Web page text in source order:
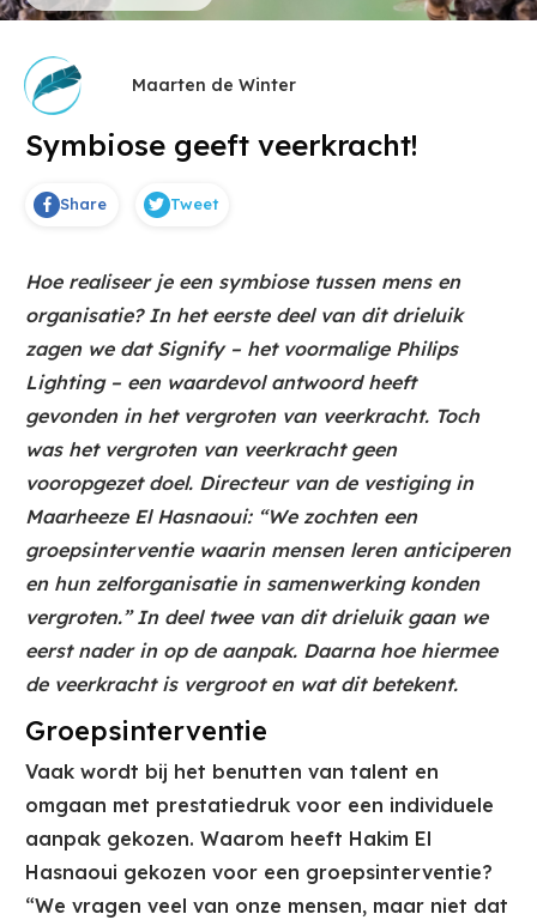
Maarten de Winter
Symbiose geeft veerkracht!
Share Tweet
Hoe realiseer je een symbiose tussen mens en
organisatie? In het eerste deel van dit drieluik
zagen we dat Signify – het voormalige Philips
Lighting – een waardevol antwoord heeft
gevonden in het vergroten van veerkracht. Toch
was het vergroten van veerkracht geen
vooropgezet doel. Directeur van de vestiging in
Maarheeze El Hasnaoui: “We zochten een
groepsinterventie waarin mensen leren anticiperen
en hun zelforganisatie in samenwerking konden
vergroten.” In deel twee van dit drieluik gaan we
eerst nader in op de aanpak. Daarna hoe hiermee
de veerkracht is vergroot en wat dit betekent.
Groepsinterventie
Vaak wordt bij het benutten van talent en
omgaan met prestatiedruk voor een individuele
aanpak gekozen. Waarom heeft Hakim El
Hasnaoui gekozen voor een groepsinterventie?
“We vragen veel van onze mensen, maar niet dat